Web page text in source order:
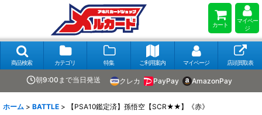
カート
マイペー
ジ
商品検索 カテゴリ 特集 ご利用案内 マイページ 店頭買取表
朝9:00まで当日発送 クレカ PayPay AmazonPay
ホーム > BATTLE > 【PSA10鑑定済】孫悟空【SCR★★】《赤》